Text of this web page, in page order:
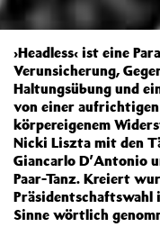
›Headless‹ ist eine
Verunsicherung,
Haltungsübung und
von einer
körpereigenem
Nicki Liszta mit den
Giancarlo D’Antonio
Paar-Tanz. Kreiert
Präsidentschaftswahl
Sinne wörtlich